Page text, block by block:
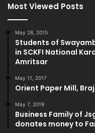
Most Viewed Posts
May 28, 2015
Students of
in SCKFI National
Amritsar
May 11, 2017
Orient Paper Mill,
May 7, 2019
Business Family of
donates money to